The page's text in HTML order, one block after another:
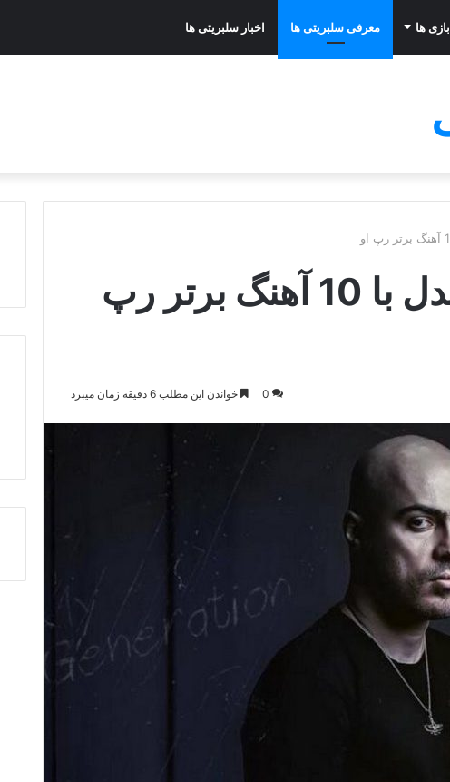
بازی ها معرفی سلبریتی ها اخبار سلبریتی ها
بیوگرافی عماد قویدل با 10 آهنگ برتر رپ
0 خواندن این مطلب 6 دقیقه زمان میبرد